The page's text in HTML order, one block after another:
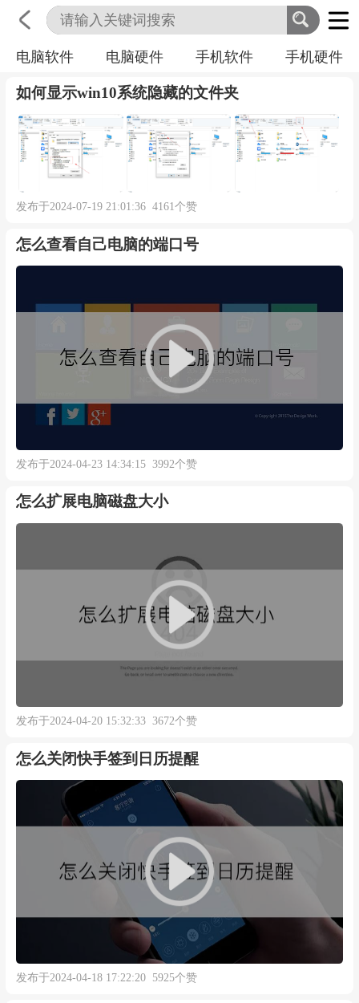
首页 科技 生活 职业
电脑软件 电脑硬件 手机软件 手机硬件
如何显示win10系统隐藏的文件夹
发布于2024-07-19 21:01:36 4161个赞
怎么查看自己电脑的端口号
发布于2024-04-23 14:34:15 3992个赞
怎么扩展电脑磁盘大小
发布于2024-04-20 15:32:33 3672个赞
怎么关闭快手签到日历提醒
发布于2024-04-18 17:22:20 5925个赞